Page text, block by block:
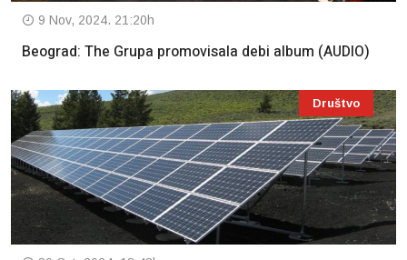
9 Nov, 2024. 21:20h
Beograd: The Grupa promovisala debi album (AUDIO)
Društvo